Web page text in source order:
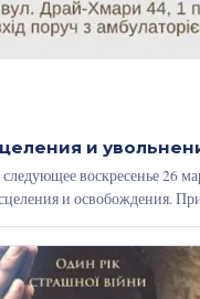
и
воскресенье 26
и освобождения.